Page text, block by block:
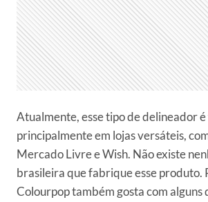
Atualmente, esse tipo de delineador
principalmente em lojas versáteis,
Mercado Livre e Wish. Não existe
brasileira que fabrique esse produto.
Colourpop também gosta com alguns